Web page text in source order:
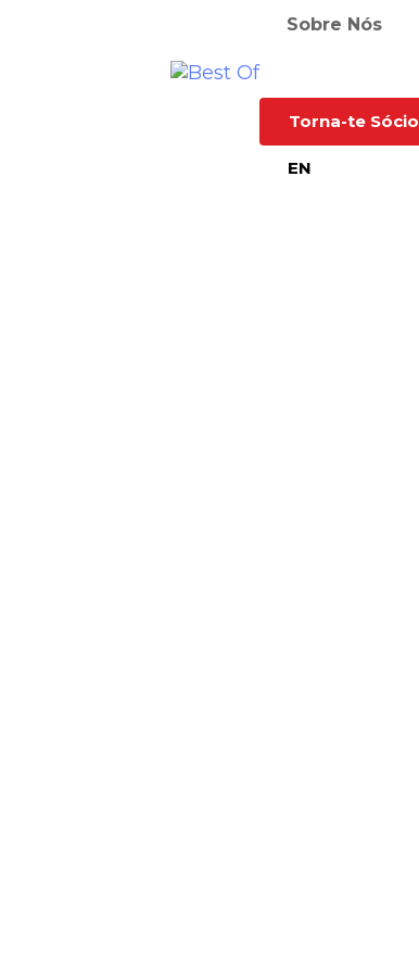
Sobre Nós
Torna-te Sócio
EN